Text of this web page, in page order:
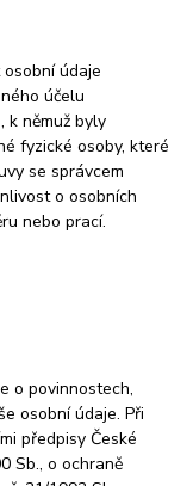
údaje
účelu
k němuž byly
fyzické osoby, které
se správcem
o osobních
nebo prací.
o povinnostech,
osobní údaje. Při
předpisy České
Sb., o ochraně